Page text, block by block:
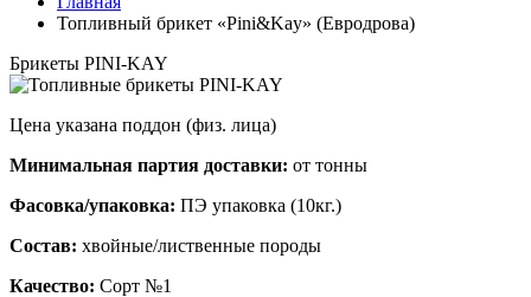
Топливный брикет «Pini&Kay» (Евродрова)
Брикеты PINI-KAY
Цена указана поддон (физ. лица)
Минимальная партия доставки: от тонны
Фасовка/упаковка: ПЭ упаковка (10кг.)
Состав: хвойные/лиственные породы
Качество: Сорт №1